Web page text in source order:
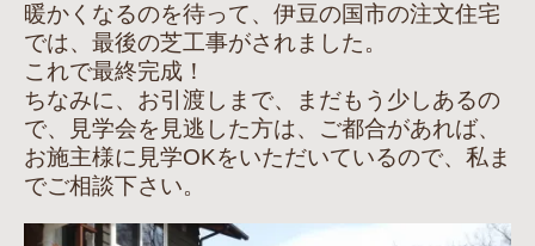
暖かくなるのを待って、伊豆の国市の注文住宅
では、最後の芝工事がされました。
これで最終完成！
ちなみに、お引渡しまで、まだもう少しあるの
で、見学会を見逃した方は、ご都合があれば、
お施主様に見学OKをいただいているので、私ま
でご相談下さい。